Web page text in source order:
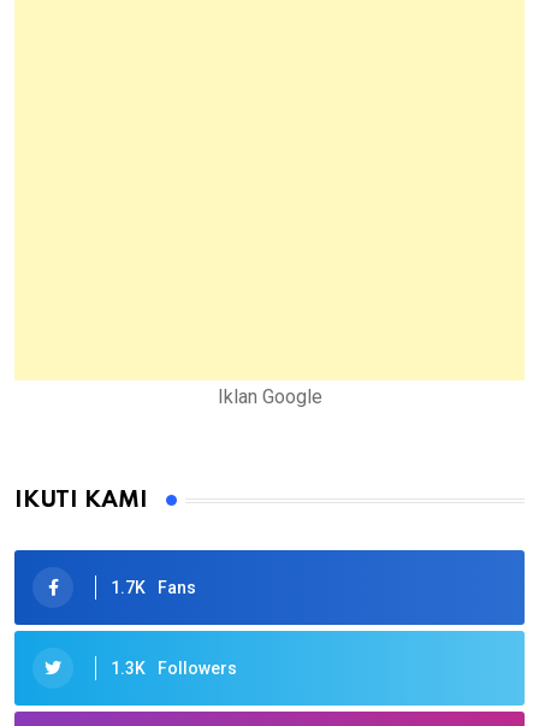
Iklan Google
IKUTI KAMI
1.7K Fans
1.3K Followers